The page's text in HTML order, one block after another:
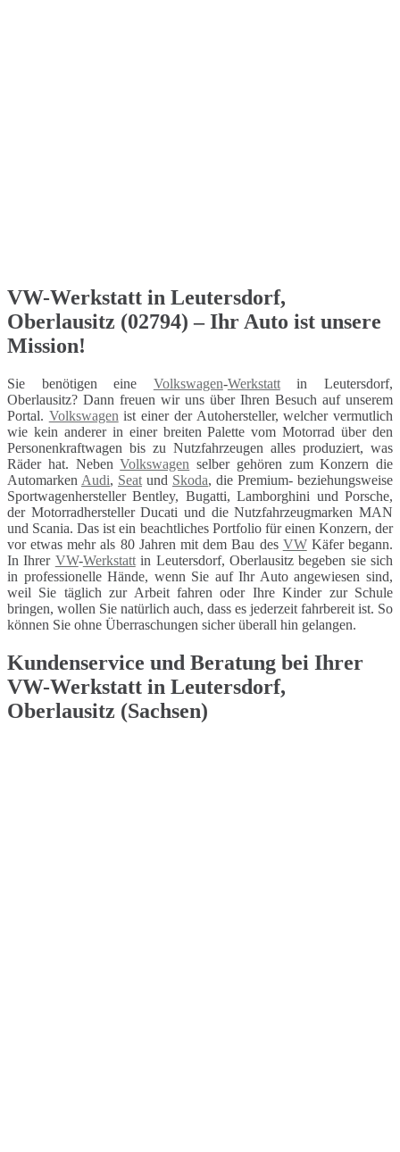
VW-Werkstatt in Leutersdorf,
Oberlausitz (02794) – Ihr Auto ist unsere
Mission!
Sie benötigen eine Volkswagen-Werkstattin Leutersdorf,
Oberlausitz? Dann freuen wir uns über Ihren Besuch auf unserem
Portal. Volkswagen ist einer der Autohersteller, welcher vermutlich
wie kein anderer in einer breiten Palette vom Motorrad über den
Personenkraftwagen bis zu Nutzfahrzeugen alles produziert, was
Räder hat. NebenVolkswagen selber gehören zum Konzern die
Automarken Audi, Seat und Skoda, die Premium- beziehungsweise
Sportwagenhersteller Bentley, Bugatti, Lamborghini und Porsche,
der Motorradhersteller Ducati und die Nutzfahrzeugmarken MAN
und Scania. Das ist ein beachtliches Portfolio für einen Konzern, der
vor etwas mehr als 80 Jahren mit dem Bau des VWKäfer begann.
In Ihrer VW-Werkstattin Leutersdorf, Oberlausitz begeben sie sich
in professionelle Hände, wenn Sie auf Ihr Auto angewiesen sind,
weil Sie täglich zur Arbeit fahren oder Ihre Kinder zur Schule
bringen, wollen Sie natürlich auch, dass es jederzeit fahrbereit ist. So
können Sie ohne Überraschungen sicher überall hin gelangen.
Kundenservice und Beratung bei Ihrer
VW-Werkstatt in Leutersdorf,
Oberlausitz (Sachsen)